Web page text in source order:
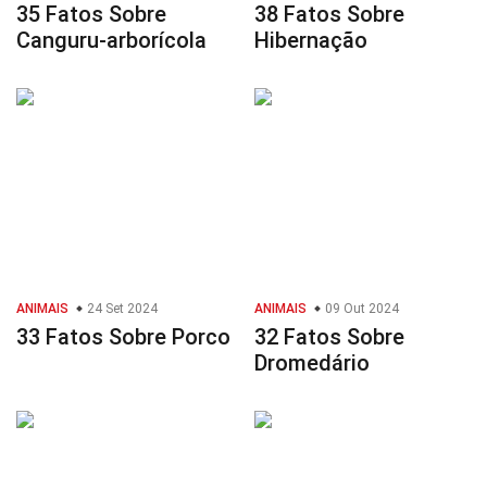
35 Fatos Sobre
Canguru-arborícola
38 Fatos Sobre
Hibernação
ANIMAIS 24 Set 2024
33 Fatos Sobre Porco
ANIMAIS 09 Out 2024
32 Fatos Sobre
Dromedário